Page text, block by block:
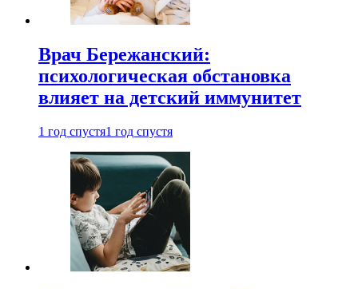
Врач Бережанский:
психологическая обстановка
влияет на детский иммунитет
1 год спустя1 год спустя